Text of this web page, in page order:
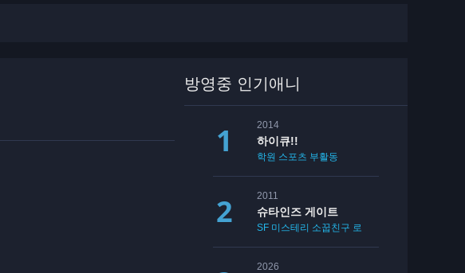
방영중 인기애니
2014
하이큐!!
학원 스포츠 부활동
2011
슈타인즈 게이트
SF 미스테리 소꿉친구 로맨스
2026